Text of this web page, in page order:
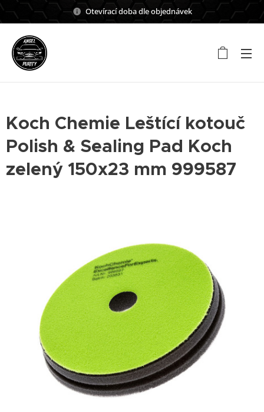
Otevírací doba dle objednávek
Koch Chemie Leštící kotouč
Polish & Sealing Pad Koch
zelený 150x23 mm 999587